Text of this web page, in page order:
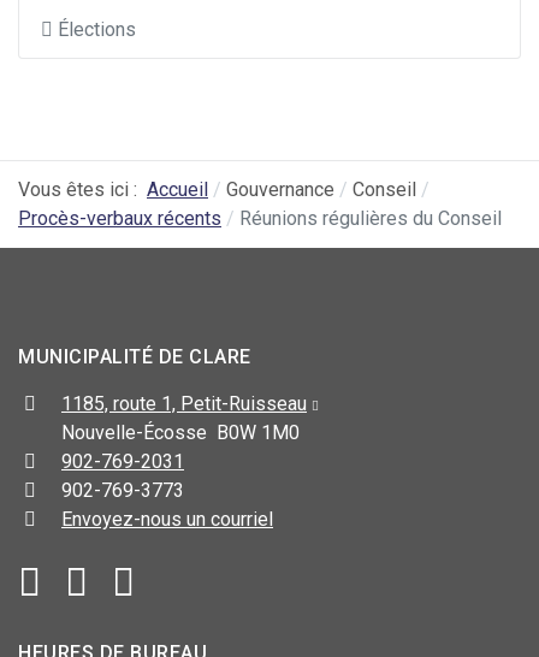
Élections
Vous êtes ici : Accueil Gouvernance
Conseil
Procès-verbaux récents
Réunions régulières du Conseil
MUNICIPALITÉ DE CLARE
1185, route 1, Petit-Ruisseau
Nouvelle-Écosse B0W 1M0
902-769-2031
902-769-3773
Envoyez-nous un courriel